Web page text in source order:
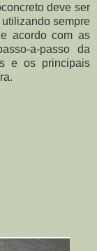
deve ser
sempre
acordo com as
a-passo da
e os principais